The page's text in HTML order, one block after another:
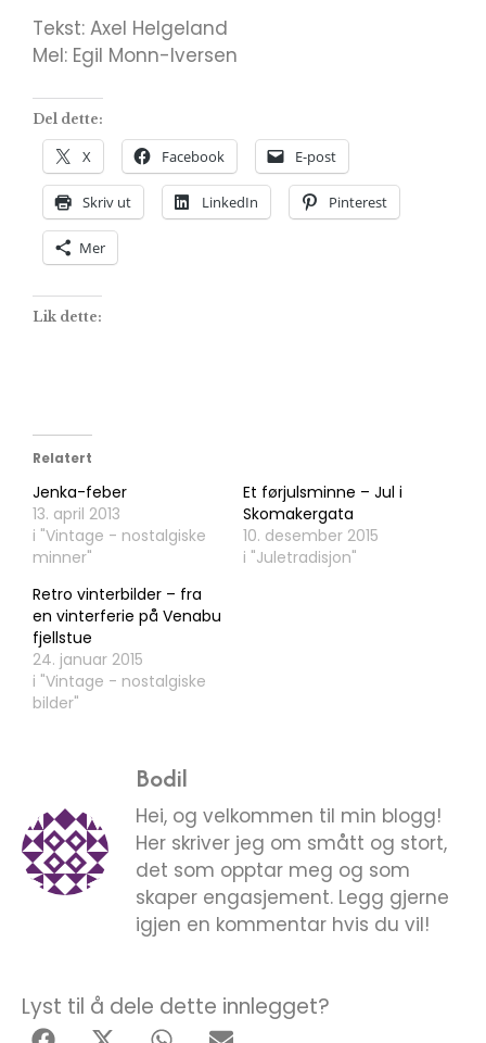
Tekst: Axel Helgeland
Mel: Egil Monn-Iversen
Del dette:
X Facebook E-post
Skriv ut LinkedIn Pinterest
Mer
Lik dette:
Relatert
Jenka-feber
13. april 2013
i "Vintage - nostalgiske
minner"
Et førjulsminne – Jul i
Skomakergata
10. desember 2015
i "Juletradisjon"
Retro vinterbilder – fra
en vinterferie på Venabu
fjellstue
24. januar 2015
i "Vintage - nostalgiske
bilder"
Bodil
Hei, og velkommen til min blogg!
Her skriver jeg om smått og stort,
det som opptar meg og som
skaper engasjement. Legg gjerne
igjen en kommentar hvis du vil!
Lyst til å dele dette innlegget?